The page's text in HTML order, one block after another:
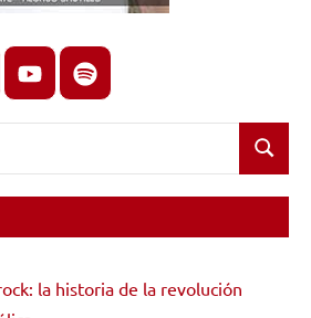
youtubespotify
Buscar
la historia de la revolución